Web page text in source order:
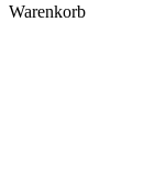
Warenkorb